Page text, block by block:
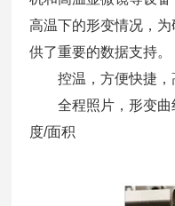
高温下的形变情况，
供了重要的数据支持。
控温，方便快捷，
全程照片，形变曲
度/面积